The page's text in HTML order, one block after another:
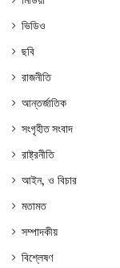
ভিডিও
ছবি
রাজনীতি
আন্তর্জাতিক
সংগৃহীত সংবাদ
রাষ্ট্রনীতি
আইন, ও বিচার
মতামত
সম্পাদকীয়
বিশ্লেষণ